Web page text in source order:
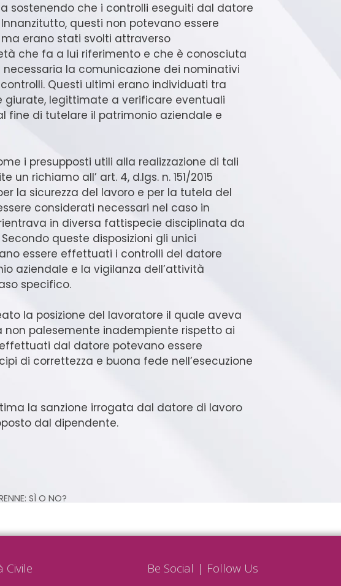
sostenendo che i controlli eseguiti dal datore
questi non potevano essere
erano stati svolti attraverso
che fa a lui riferimento e che è conosciuta
la comunicazione dei nominativi
Questi ultimi erano individuati tra
legittimate a verificare eventuali
fine di tutelare il patrimonio aziendale e
i presupposti utili alla realizzazione di tali
richiamo all’ art. 4, d.lgs. n. 151/2015
la sicurezza del lavoro e per la tutela del
considerati necessari nel caso in
in diversa fattispecie disciplinata da
queste disposizioni gli unici
essere effettuati i controlli del datore
aziendale e la vigilanza dell’attività
specifico.
la posizione del lavoratore il quale aveva
palesemente inadempiente rispetto ai
dal datore potevano essere
di correttezza e buona fede nell’esecuzione
la sanzione irrogata dal datore di lavoro
dal dipendente.
SÌ O NO?
Civile Be Social | Follow Us